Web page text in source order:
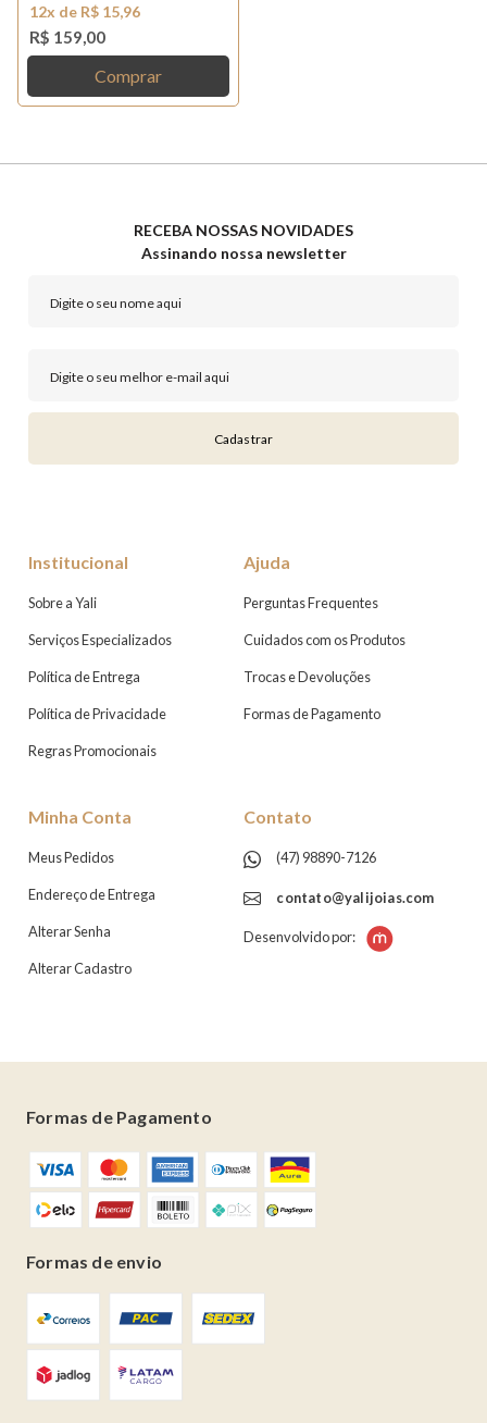
12x de R$ 15,96
R$ 159,00
Comprar
Formas de Pagamento
Formas de envio
RECEBA NOSSAS NOVIDADES
Assinando nossa newsletter
Cadastrar
Institucional
Sobre a Yali
Serviços Especializados
Política de Entrega
Política de Privacidade
Regras Promocionais
Ajuda
Perguntas Frequentes
Cuidados com os Produtos
Trocas e Devoluções
Formas de Pagamento
Minha Conta
Meus Pedidos
Endereço de Entrega
Alterar Senha
Alterar Cadastro
Contato
(47) 98890-7126
contato@yalijoias.com
Desenvolvido por: